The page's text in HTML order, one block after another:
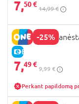
7,50 €
14,99 €
-25%
E-KAINA
PLAY-DOH
7,49 €
9,99 €
Perkant papildomą